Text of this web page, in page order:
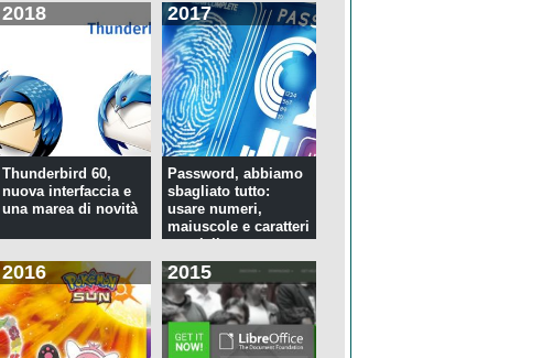
2018
Thunderbird 60,
nuova interfaccia e
una marea di novità
2017
Password, abbiamo
sbagliato tutto:
usare numeri,
maiuscole e caratteri
speciali ...
2016 2015